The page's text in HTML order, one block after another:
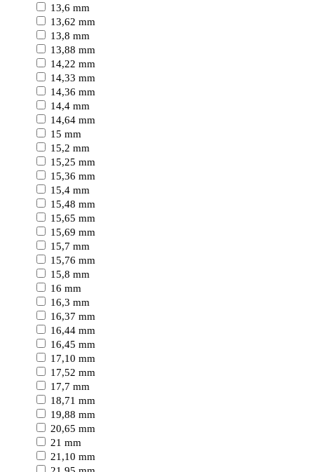
13,6 mm
13,62 mm
13,8 mm
13,88 mm
14,22 mm
14,33 mm
14,36 mm
14,4 mm
14,64 mm
15 mm
15,2 mm
15,25 mm
15,36 mm
15,4 mm
15,48 mm
15,65 mm
15,69 mm
15,7 mm
15,76 mm
15,8 mm
16 mm
16,3 mm
16,37 mm
16,44 mm
16,45 mm
17,10 mm
17,52 mm
17,7 mm
18,71 mm
19,88 mm
20,65 mm
21 mm
21,10 mm